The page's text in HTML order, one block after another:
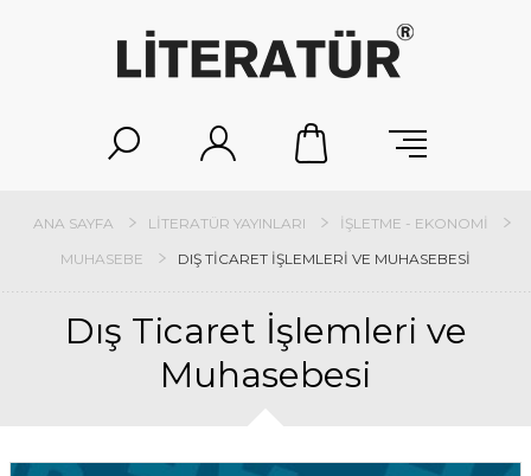
ANA SAYFA LITERATÜR YAYINLARI
İŞLETME - EKONOMI
MUHASEBE
DIŞ TICARET İŞLEMLERI VE MUHASEBESI
Dış Ticaret İşlemleri ve
Muhasebesi